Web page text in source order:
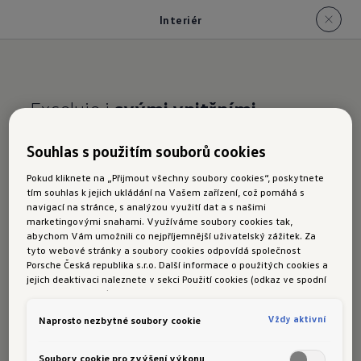
Interiér
Exceluje isvými vnitřními
Interiérnového vozu
Tayron
Tayron vás hned při prvním nasednutí
přivítánabídkou velkého vnitřního prostoru,
bohatou sériovou výbavu,
zahrnujevyhřívaná přední sedadla, vyhřívaný
Souhlas s použitím souborů cookies
Pokud kliknete na „Přijmout všechny soubory cookies“, poskytnete
tím souhlas k jejich ukládání na Vašem zařízení, což pomáhá s
navigací na stránce, s analýzou využití dat a s našimi
marketingovými snahami. Využíváme soubory cookies tak,
abychom Vám umožnili co nejpříjemnější uživatelský zážitek. Za
tyto webové stránky a soubory cookies odpovídá společnost
Porsche Česká republika s.r.o. Další informace o použitých cookies a
jejich deaktivaci naleznete v sekci Použití cookies (odkaz ve spodní
části této stránky).
Naprosto nezbytné soubory cookie Vždy aktivní
Soubory cookie pro zvýšení výkonu